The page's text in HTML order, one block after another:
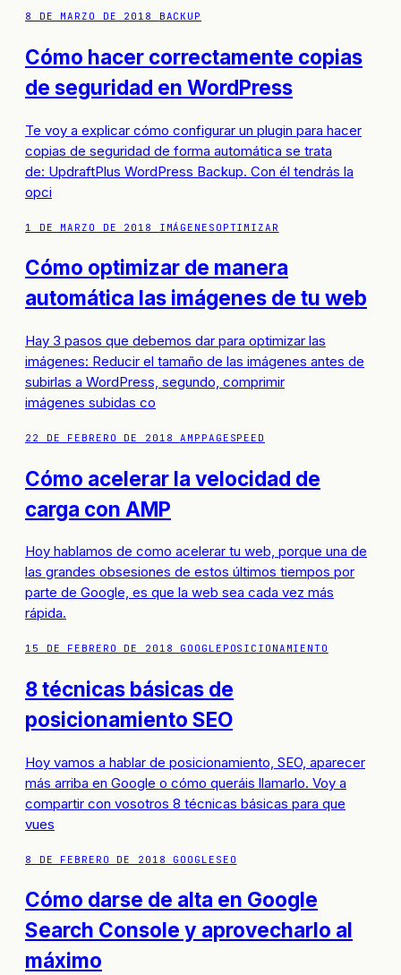
8 DE MARZO DE 2018 BACKUP
Cómo hacer correctamente copias
de seguridad en WordPress
Te voy a explicar cómo configurar un plugin para hacer
copias de seguridad de forma automática se trata
de: UpdraftPlus WordPress Backup. Con él tendrás la
opci
1 DE MARZO DE 2018 IMÁGENES OPTIMIZAR
Cómo optimizar de manera
automática las imágenes de tu web
Hay 3 pasos que debemos dar para optimizar las
imágenes: Reducir el tamaño de las imágenes antes de
subirlas a WordPress, segundo, comprimir
imágenes subidas co
22 DE FEBRERO DE 2018AMP PAGESPEED
Cómo acelerar la velocidad de
carga con AMP
Hoy hablamos de como acelerar tu web, porque una de
las grandes obsesiones de estos últimos tiempos por
parte de Google, es que la web sea cada vez más
rápida.
15 DE FEBRERO DE 2018 GOOGLE POSICIONAMIENTO
8 técnicas básicas de
posicionamiento SEO
Hoy vamos a hablar de posicionamiento, SEO, aparecer
más arriba en Google o cómo queráis llamarlo. Voy a
compartir con vosotros 8 técnicas básicas para que
vues
8 DE FEBRERO DE 2018 GOOGLE SEO
Cómo darse de alta en Google
Search Console y aprovecharlo al
máximo